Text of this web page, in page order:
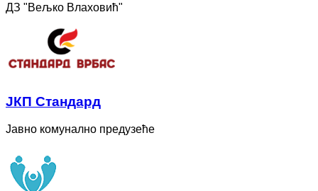
ДЗ "Вељко Влаховић"
ЈКП Стандард
Јавно комунално предузеће